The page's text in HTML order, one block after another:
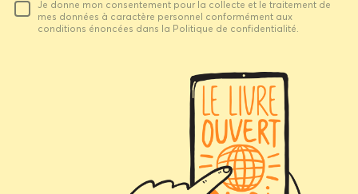
emailJe donne mon consentement pour la collecte et le traitement de
mes données à caractère personnel conformément aux
conditions énoncées dans la Politique de confidentialité.